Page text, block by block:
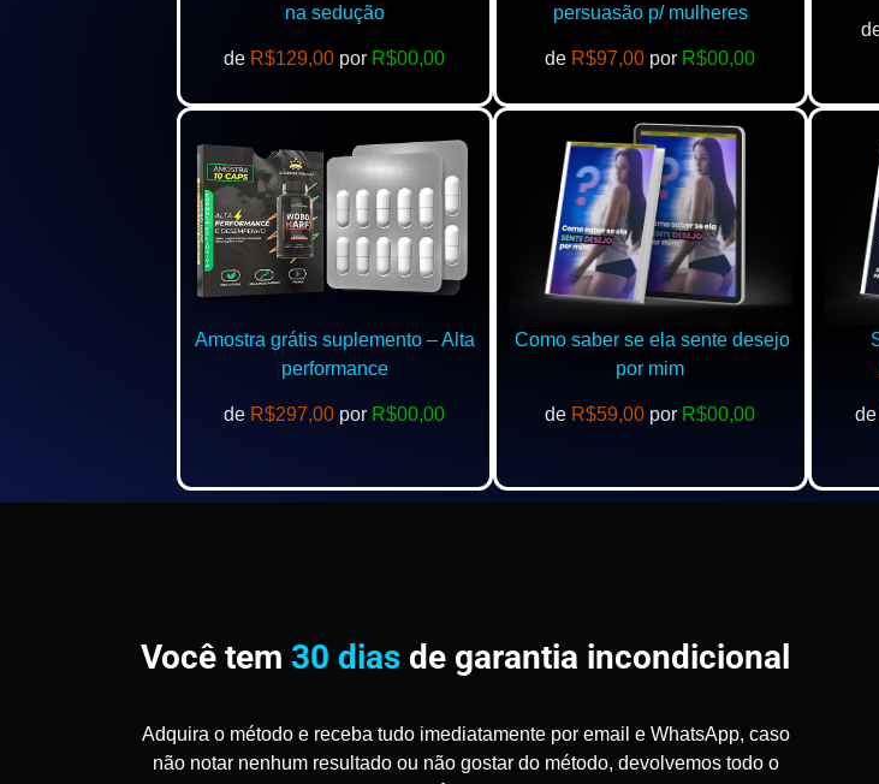
na sedução
de R$129,00 por R$00,00
persuasão p/ mulheres
de R$97,00 por R$00,00
Amostra grátis suplemento – Alta
performance
de R$297,00 por R$00,00
Como saber se ela sente desejo
por mim
de R$59,00 por R$00,00 de
Você tem 30 dias de garantia incondicional
Adquira o método e receba tudo imediatamente por email e WhatsApp, caso
não notar nenhum resultado ou não gostar do método, devolvemos todo o